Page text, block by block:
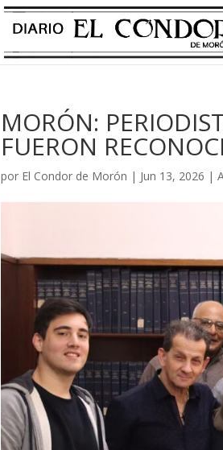
MORÓN:
FUERON
por El Condor de Morón | Jun 13, 2026 |